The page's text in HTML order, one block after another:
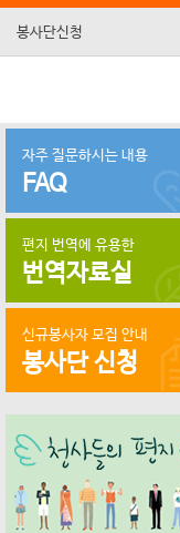
봉사단신청
자주 질문하시는 내용
FAQ
편지 번역에 유용한
번역자료실
신규봉사자 모집 안내
봉사단 신청